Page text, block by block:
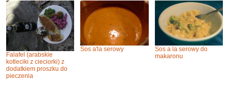
Falafel (arabskie
kotleciki z cieciorki) z
dodatkiem proszku do
pieczenia
Sos a'la serowy
Sos a la serowy do
makaronu